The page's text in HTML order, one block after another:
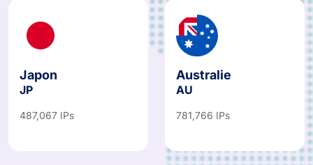
Japon
JP
487,067 IPs
Australie
AU
781,766 IPs